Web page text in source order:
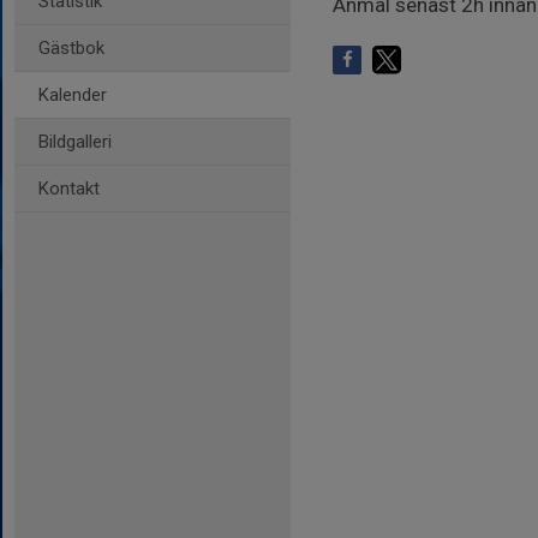
Gästbok
Kalender
Bildgalleri
Kontakt
Anmäl senast 2h